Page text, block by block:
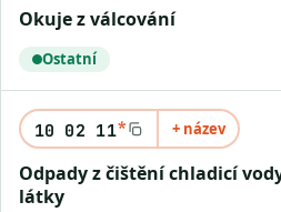
Okuje z válcování
Ostatní
10 02 11* + název
Odpady z čištění chladicí vody obsahující ropné
látky